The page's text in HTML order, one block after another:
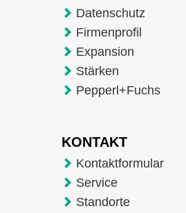
Datenschutz
Firmenprofil
Expansion
Stärken
Pepperl+Fuchs
KONTAKT
Kontaktformular
Service
Standorte